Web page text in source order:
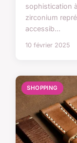
sophistication
zirconium
accessib...
10 février 2025
SHOPPING